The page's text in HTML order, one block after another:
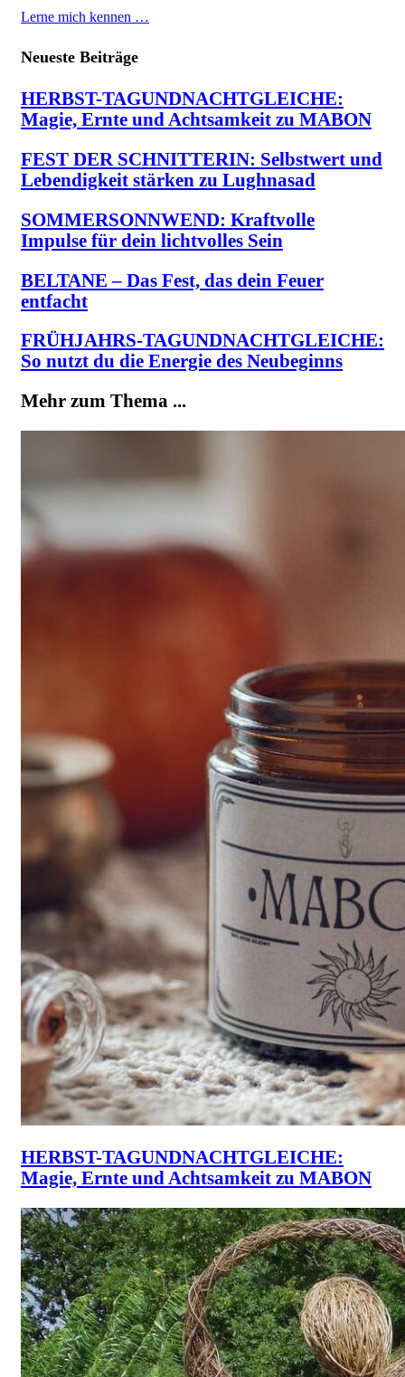
Lerne mich kennen …
Neueste Beiträge
HERBST-TAGUNDNACHTGLEICHE:
Magie, Ernte und Achtsamkeit zu MABON
FEST DER SCHNITTERIN: Selbstwert und
Lebendigkeit stärken zu Lughnasad
SOMMERSONNWEND: Kraftvolle
Impulse für dein lichtvolles Sein
BELTANE – Das Fest, das dein Feuer
entfacht
FRÜHJAHRS-TAGUNDNACHTGLEICHE:
So nutzt du die Energie des Neubeginns
Mehr zum Thema ...
HERBST-TAGUNDNACHTGLEICHE:
Magie, Ernte und Achtsamkeit zu MABON